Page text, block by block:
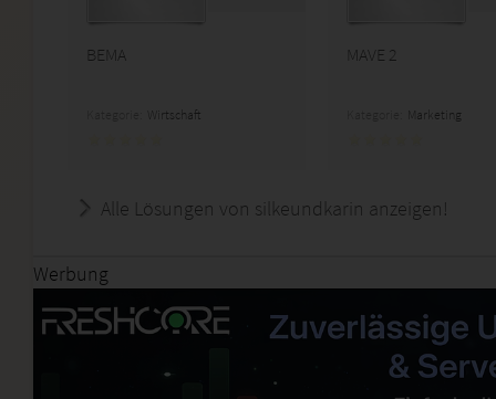
BEMA
Wirtschaft
MAVE 2
Marketing
Alle Lösungen von silkeundkarin anzeigen!
Werbung